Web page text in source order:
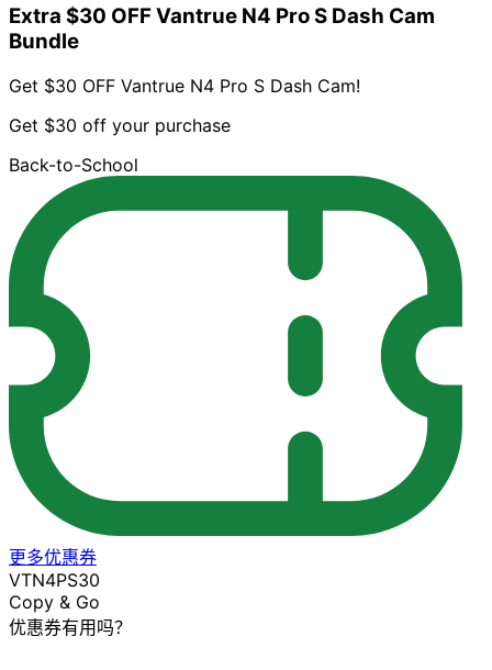
Extra $30 OFF Vantrue N4 Pro S Dash Cam
Bundle
Get $30 OFF Vantrue N4 Pro S Dash Cam!
Get $30 off your purchase
Back-to-School
更多优惠券
VTN4PS30
Copy & Go
优惠券有用吗？